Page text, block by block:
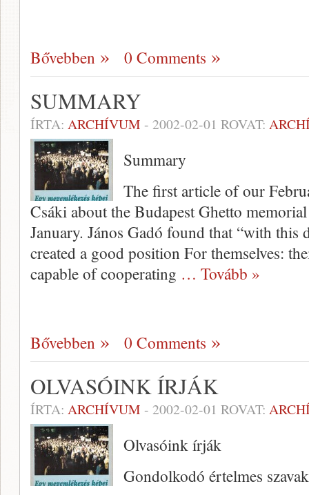
Bővebben 0 Comments
SUMMARY
ÍRTA: ARCHÍVUM - 2002-02-01 ROVAT:
Summary
The first article of our
Csáki about the Budapest Ghetto
January. János Gadó found that “with this
created a good position For them­selves:
capable of cooperating … Tovább »
Bővebben 0 Comments
OLVASÓINK ÍRJÁK
ÍRTA: ARCHÍVUM - 2002-02-01 ROVAT:
Olvasóink írják
Gondolkodó értelmes szavak